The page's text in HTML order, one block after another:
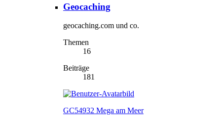
Geocaching
geocaching.com und co.
Themen
16
Beiträge
181
GC54932 Mega am Meer